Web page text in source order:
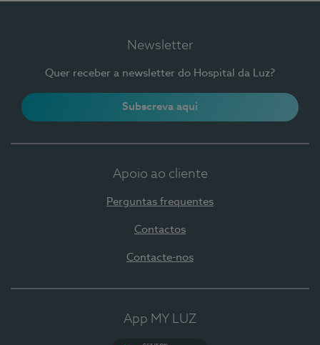
Newsletter
Quer receber a newsletter do Hospital da Luz?
Subscreva aqui
Apoio ao cliente
Perguntas frequentes
Contactos
Contacte-nos
App MY LUZ